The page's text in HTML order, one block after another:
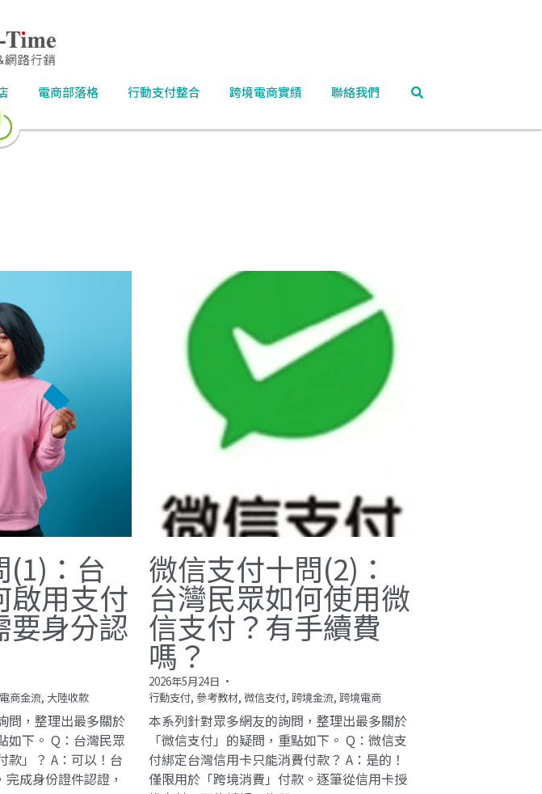
電商部落格 行動支付整合 跨境電商實績 聯絡我們
(1)：台
啟用支付
要身分認
電商金流, 大陸收款
問，整理出最多關於
如下。 Q：台灣民眾
款」？ A：可以！台
成身份證件認證，
微信支付十問(2)：
台灣民眾如何使用微
信支付？有手續費
嗎？
2026年5月24日 ·
行動支付, 參考教材, 微信支付, 跨境金流, 跨境電商
本系列針對眾多網友的詢問，整理出最多關於
「微信支付」的疑問，重點如下。 Q：微信支
付綁定台灣信用卡只能消費付款？ A：是的！
僅限用於「跨境消費」付款。逐筆從信用卡授